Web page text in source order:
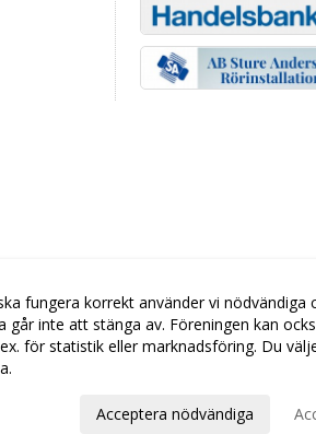
kan
fungera korrekt använder vi nödvändiga
går inte att stänga av. Föreningen kan
för statistik eller marknadsföring. Du
Acceptera nödvändiga